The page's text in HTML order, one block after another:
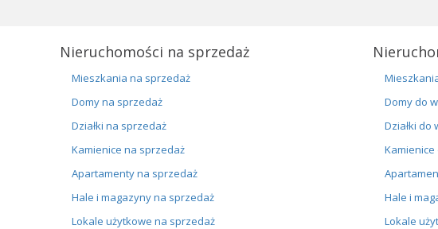
Nieruchomości na sprzedaż
Mieszkania na sprzedaż
Domy na sprzedaż
Działki na sprzedaż
Kamienice na sprzedaż
Apartamenty na sprzedaż
Hale i magazyny na sprzedaż
Lokale użytkowe na sprzedaż
Domy do
Działki do
Kamienice
Hale i
Lokale